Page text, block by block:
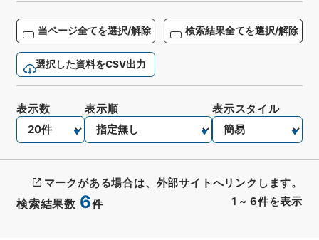
当ページ全てを選択/解除 検索結果全てを選択/解除
選択した資料をCSV出力
検索結果数 6件 1 ~ 6件を表示
表示数 表示順 表示スタイル
マークがある場合は、外部サイトへリンクします。